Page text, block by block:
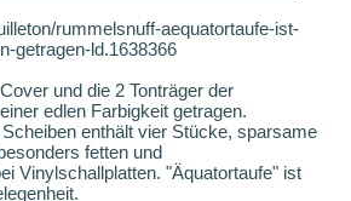
rummelsnuff-aequatortaufe-ist-
getragen-ld.1638366
und die 2 Tonträger der
edlen Farbigkeit getragen.
enthält vier Stücke, sparsame
fetten und
Vinylschallplatten. "Äquatortaufe" ist